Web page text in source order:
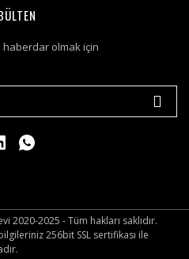
haberdar olmak için
2020-2025 - Tüm hakları saklıdır.
256bit SSL sertifikası ile